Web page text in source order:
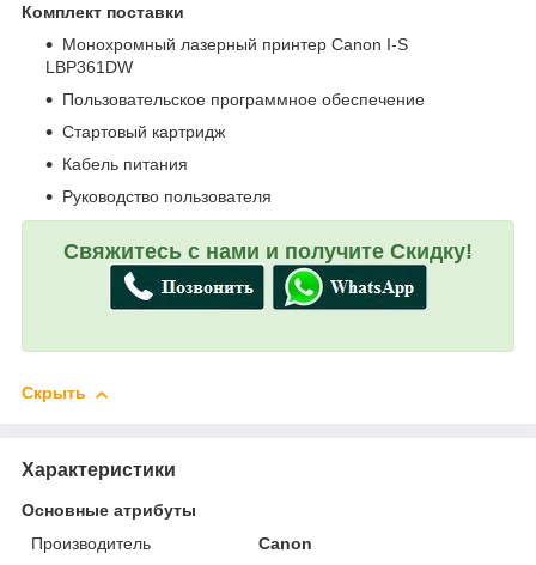
Комплект поставки
Монохромный лазерный принтер Canon I-S
LBP361DW
Пользовательское программное обеспечение
Стартовый картридж
Кабель питания
Руководство пользователя
Свяжитесь с нами и получите Скидку!
Скрыть
Характеристики
Основные атрибуты
Производитель
Canon